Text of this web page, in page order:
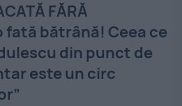
FĂRĂ
o fată bătrână! Ceea ce
din punct de
este un circ